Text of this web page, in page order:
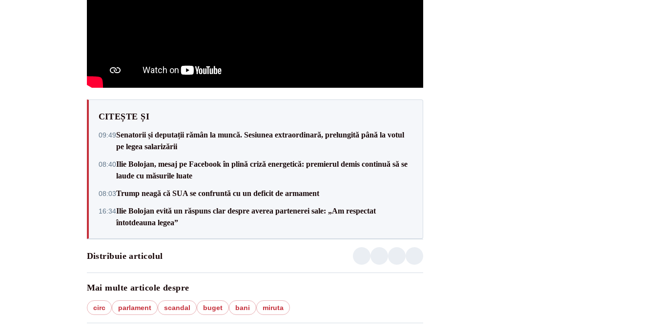
CITEȘTE ȘI
09:49Senatorii și deputații rămân la muncă. Sesiunea extraordinară, prelungită până la votul
pe legea salarizării
08:40Ilie Bolojan, mesaj pe Facebook în plină criză energetică: premierul demis continuă să se
laude cu măsurile luate
08:03Trump neagă că SUA se confruntă cu un deficit de armament
16:34Ilie Bolojan evită un răspuns clar despre averea partenerei sale: „Am respectat
întotdeauna legea”
Distribuie articolul
Mai multe articole despre
circ parlament scandal buget bani miruta